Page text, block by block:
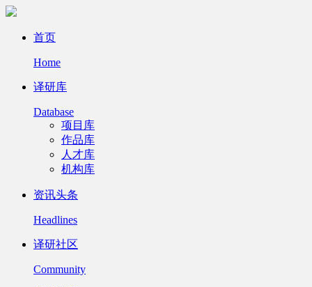
首页
Home
译研库
Database
项目库
作品库
人才库
机构库
资讯头条
Headlines
译研社区
Community